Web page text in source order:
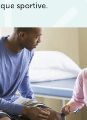
sportive.
rendez-vous
équipes